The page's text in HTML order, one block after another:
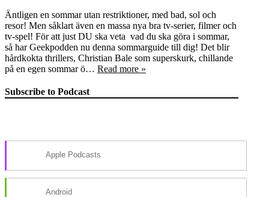
Äntligen en sommar utan restriktioner, med bad, sol och
resor! Men såklart även en massa nya bra tv-serier, filmer och
tv-spel! För att just DU ska veta vad du ska göra i sommar,
så har Geekpodden nu denna sommarguide till dig! Det blir
hårdkokta thrillers, Christian Bale som superskurk, chillande
på en egen sommar ö… Read more »
Subscribe to Podcast
Apple Podcasts
Android